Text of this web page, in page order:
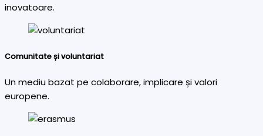
inovatoare.
Comunitate și voluntariat
Un mediu bazat pe colaborare, implicare și valori
europene.